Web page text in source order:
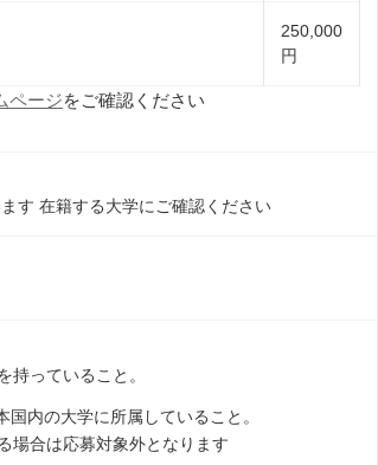
250,000
円
ページをご確認ください
す 在籍する大学にご確認ください
持っていること。
内の大学に所属していること。
場合は応募対象外となります